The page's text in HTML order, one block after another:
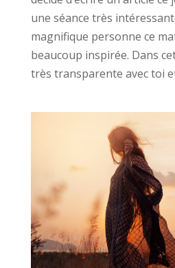
une séance très
magnifique personne ce
beaucoup inspirée. Dans
très transparente avec toi